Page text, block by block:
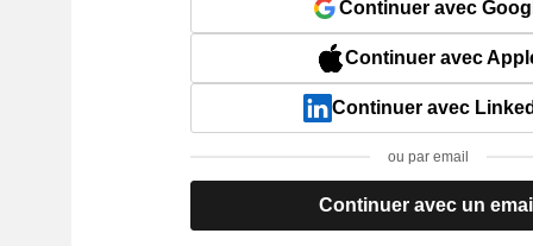
Continuer avec
Continuer avec
Continuer avec
ou par email
Continuer avec un email